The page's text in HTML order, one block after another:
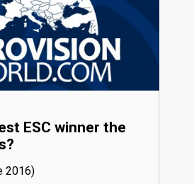
ESC winner the
16)